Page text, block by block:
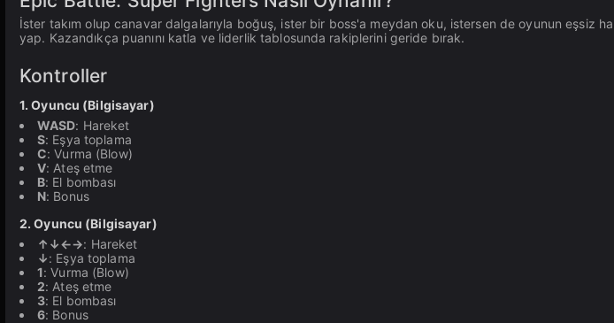
İster takım olup canavar dalgalarıyla boğuş, ister bir boss'a meydan oku, istersen de oyunun eşsiz
yap. Kazandıkça puanını katla ve liderlik tablosunda rakiplerini geride bırak.
Kontroller
1. Oyuncu (Bilgisayar)
WASD: Hareket
S: Eşya toplama
C: Vurma (Blow)
V: Ateş etme
B: El bombası
N: Bonus
2. Oyuncu (Bilgisayar)
↑↓←→: Hareket
↓: Eşya toplama
1: Vurma (Blow)
2: Ateş etme
3: El bombası
6: Bonus